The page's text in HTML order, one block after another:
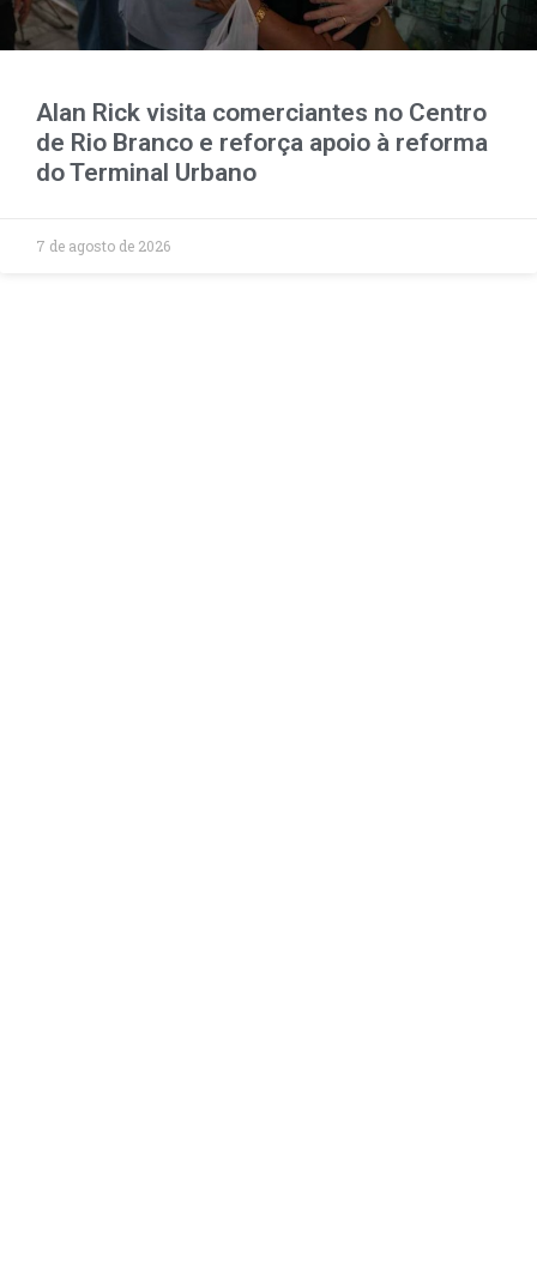
Alan Rick visita comerciantes no Centro
de Rio Branco e reforça apoio à reforma
do Terminal Urbano
7 de agosto de 2026